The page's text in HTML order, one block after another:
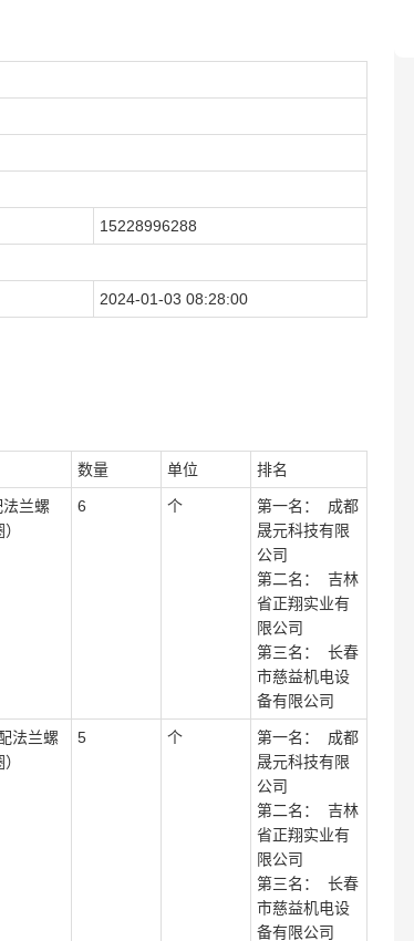
15228996288
2024-01-03 08:28:00
数量 单位 排名
兰螺
6 个
第一名： 成都
晟元科技有限
公司
第二名： 吉林
省正翔实业有
限公司
第三名： 长春
市慈益机电设
备有限公司
法兰螺
5 个
第一名： 成都
晟元科技有限
公司
第二名： 吉林
省正翔实业有
限公司
第三名： 长春
市慈益机电设
备有限公司